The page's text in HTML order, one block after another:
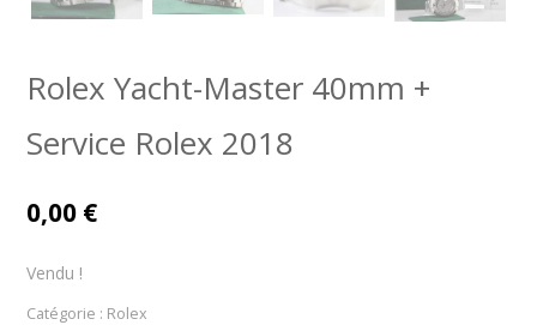
Rolex Yacht-Master 40mm +
Service Rolex 2018
0,00 €
Vendu !
Catégorie : Rolex